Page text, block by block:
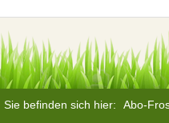
Sie befinden sich hier: Abo-